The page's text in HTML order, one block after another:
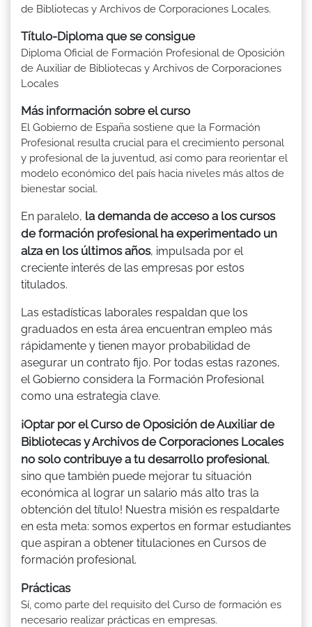
de Bibliotecas y Archivos de Corporaciones Locales.
Título-Diploma que se consigue
Diploma Oficial de Formación Profesional de Oposición
de Auxiliar de Bibliotecas y Archivos de Corporaciones
Locales
Más información sobre el curso
El Gobierno de España sostiene que la Formación
Profesional resulta crucial para el crecimiento personal
y profesional de la juventud, así como para reorientar el
modelo económico del país hacia niveles más altos de
bienestar social.
En paralelo, la demanda de acceso a los cursos
de formación profesional ha experimentado un
alza en los últimos años, impulsada por el
creciente interés de las empresas por estos
titulados.
Las estadísticas laborales respaldan que los
graduados en esta área encuentran empleo más
rápidamente y tienen mayor probabilidad de
asegurar un contrato fijo. Por todas estas razones,
el Gobierno considera la Formación Profesional
como una estrategia clave.
¡Optar por el Curso de Oposición de Auxiliar de
Bibliotecas y Archivos de Corporaciones Locales
no solo contribuye a tu desarrollo profesional,
sino que también puede mejorar tu situación
económica al lograr un salario más alto tras la
obtención del título! Nuestra misión es respaldarte
en esta meta: somos expertos en formar estudiantes
que aspiran a obtener titulaciones en Cursos de
formación profesional.
Prácticas
Sí, como parte del requisito del Curso de formación es
necesario realizar prácticas en empresas.